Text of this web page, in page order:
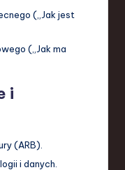
(„Jak jest
(„Jak ma
i
(ARB).
i danych.